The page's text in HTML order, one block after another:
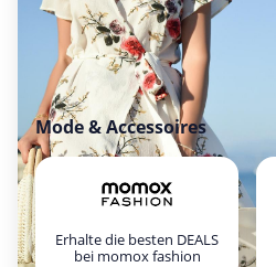
Mode & Accessoires
Erhalte die besten DEALS
bei momox fashion